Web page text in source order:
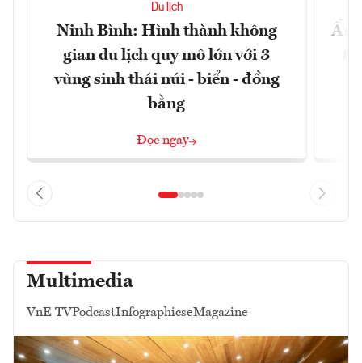
Du lịch
Ninh Bình: Hình thành không
gian du lịch quy mô lớn với 3
vùng sinh thái núi - biển - đồng
bằng
Đọc ngay
Ẩm
Multimedia
VnE TVPodcastInfographicseMagazine